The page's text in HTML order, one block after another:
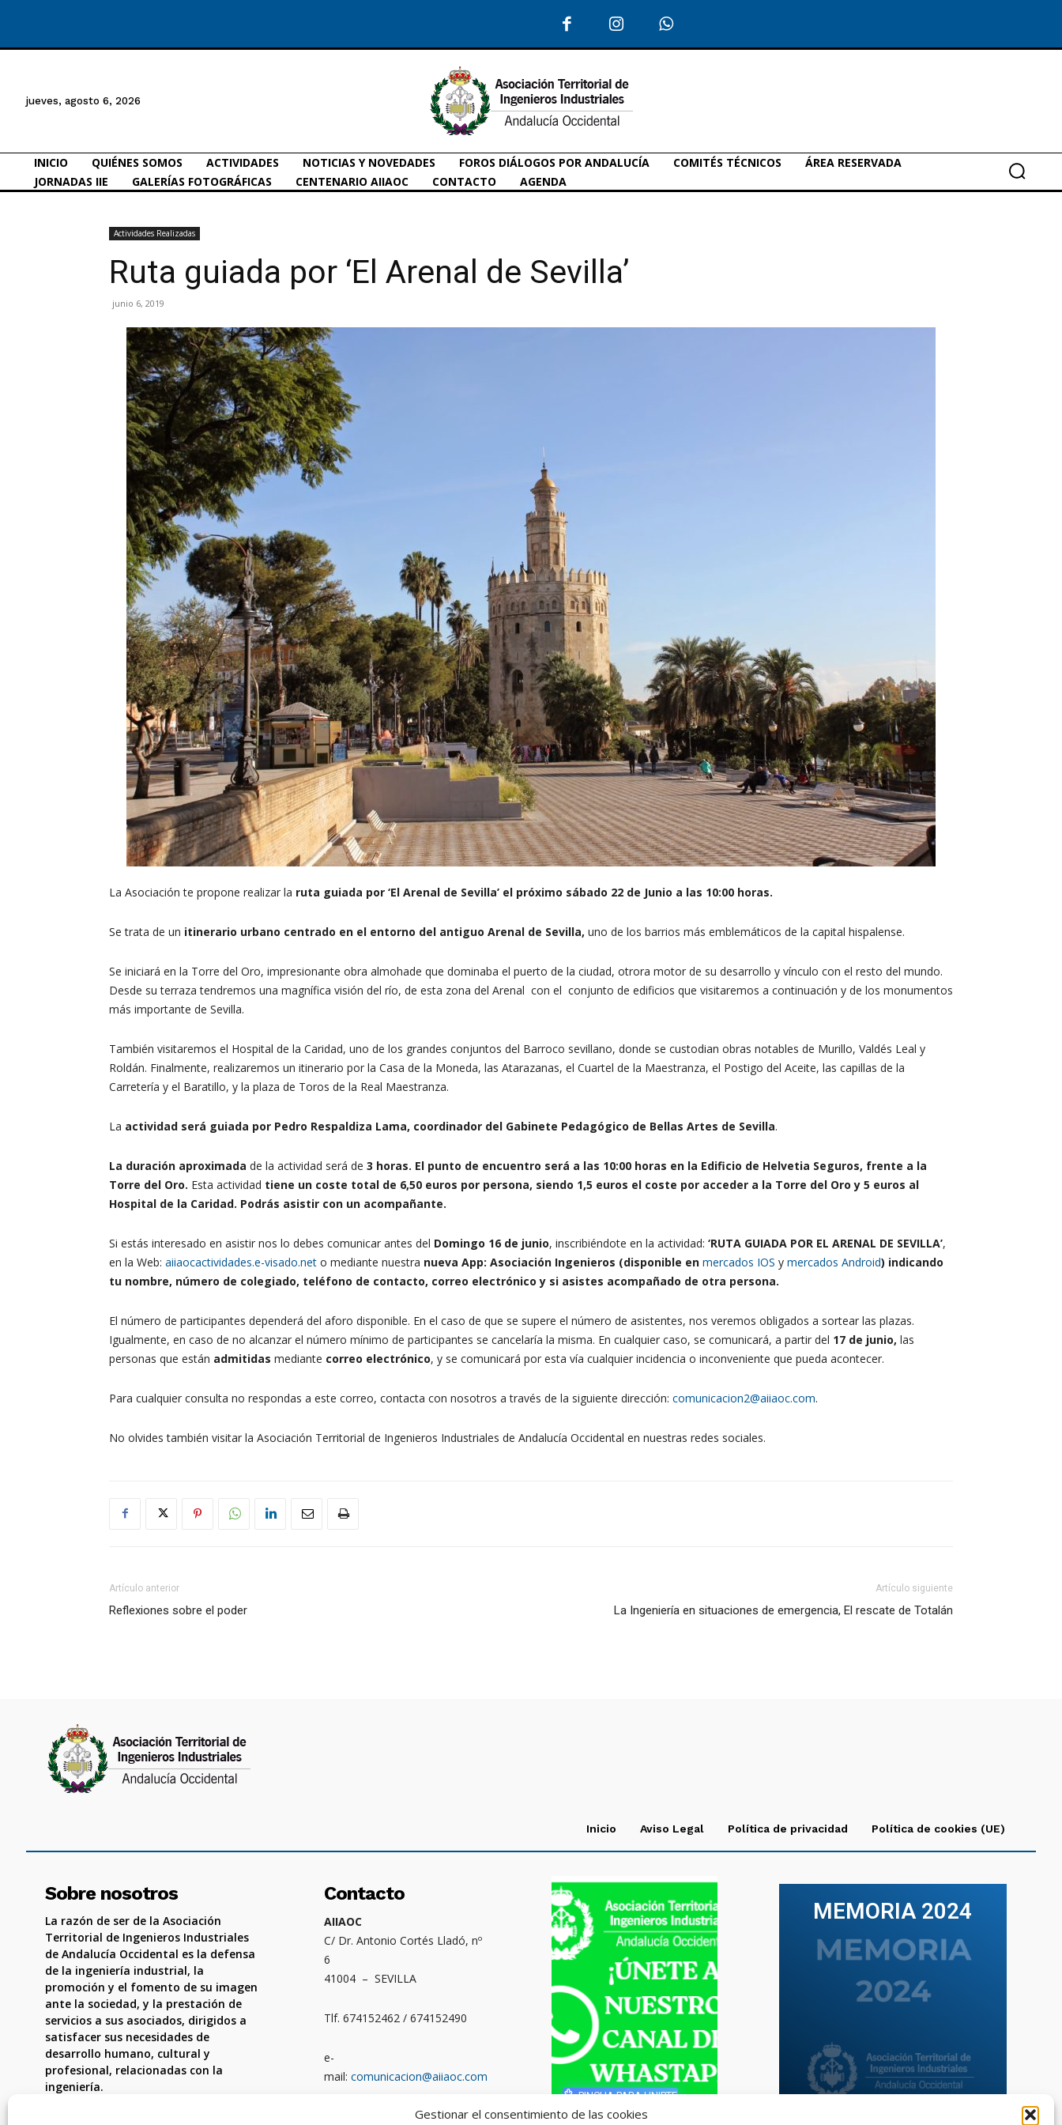
Gestionar el consentimiento de las cookies
jueves, agosto 6, 2026
INICIO QUIÉNES SOMOS ACTIVIDADES NOTICIAS Y NOVEDADES FOROS DIÁLOGOS POR ANDALUCÍA COMITÉS TÉCNICOS
ÁREA RESERVADA
JORNADAS IIE
GALERÍAS FOTOGRÁFICAS CENTENARIO AIIAOC CONTACTO AGENDA
Actividades Realizadas
Ruta guiada por ‘El Arenal de Sevilla’
junio 6, 2019
La Asociación te propone realizar la ruta guiada por ‘El Arenal de Sevilla’ el próximo sábado 22 de Junio a las 10:00 horas.
Se trata de un itinerario urbano centrado en el entorno del antiguo Arenal de Sevilla, uno de los barrios más emblemáticos de la capital hispalense.
Se iniciará en la Torre del Oro, impresionante obra almohade que dominaba el puerto de la ciudad, otrora motor de su desarrollo y vínculo con el resto del mundo.
Desde su terraza tendremos una magnífica visión del río, de esta zona del Arenal con el conjunto de edificios que visitaremos a continuación y de los monumentos
más importante de Sevilla.
También visitaremos el Hospital de la Caridad, uno de los grandes conjuntos del Barroco sevillano, donde se custodian obras notables de Murillo, Valdés Leal y
Roldán. Finalmente, realizaremos un itinerario por la Casa de la Moneda, las Atarazanas, el Cuartel de la Maestranza, el Postigo del Aceite, las capillas de la
Carretería y el Baratillo, y la plaza de Toros de la Real Maestranza.
La actividad será guiada por Pedro Respaldiza Lama, coordinador del Gabinete Pedagógico de Bellas Artes de Sevilla.
La duración aproximada de la actividad será de 3 horas. El punto de encuentro será a las 10:00 horas en la Edificio de Helvetia Seguros, frente a la
Torre del Oro. Esta actividad tiene un coste total de 6,50 euros por persona, siendo 1,5 euros el coste por acceder a la Torre del Oro y 5 euros al
Hospital de la Caridad. Podrás asistir con un acompañante.
Si estás interesado en asistir nos lo debes comunicar antes del Domingo 16 de junio, inscribiéndote en la actividad: ‘RUTA GUIADA POR EL ARENAL DE SEVILLA’,
en la Web: aiiaocactividades.e-visado.net o mediante nuestra nueva App: Asociación Ingenieros (disponible en mercados IOS y mercados Android) indicando
tu nombre, número de colegiado, teléfono de contacto, correo electrónico y si asistes acompañado de otra persona.
El número de participantes dependerá del aforo disponible. En el caso de que se supere el número de asistentes, nos veremos obligados a sortear las plazas.
Igualmente, en caso de no alcanzar el número mínimo de participantes se cancelaría la misma. En cualquier caso, se comunicará, a partir del 17 de junio, las
personas que están admitidas mediante correo electrónico, y se comunicará por esta vía cualquier incidencia o inconveniente que pueda acontecer.
Para cualquier consulta no respondas a este correo, contacta con nosotros a través de la siguiente dirección: comunicacion2@aiiaoc.com.
No olvides también visitar la Asociación Territorial de Ingenieros Industriales de Andalucía Occidental en nuestras redes sociales.
Artículo anterior
Reflexiones sobre el poder
Artículo siguiente
La Ingeniería en situaciones de emergencia, El rescate de Totalán
Inicio Aviso Legal Política de privacidad Política de cookies (UE)
Sobre nosotros
La razón de ser de la Asociación
Territorial de Ingenieros Industriales
de Andalucía Occidental es la defensa
de la ingeniería industrial, la
promoción y el fomento de su imagen
ante la sociedad, y la prestación de
servicios a sus asociados, dirigidos a
satisfacer sus necesidades de
desarrollo humano, cultural y
profesional, relacionadas con la
ingeniería.
Contacto
AIIAOC
C/ Dr. Antonio Cortés Lladó, nº
6
41004 – SEVILLA
Tlf. 674152462 / 674152490
e-
mail:comunicacion@aiiaoc.com
Ámbito territorial: Cádiz,
PINCHA PARA UNIRTE
MEMORIA 2024